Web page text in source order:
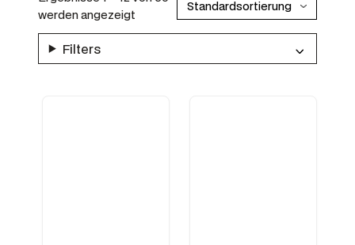
werden angezeigt
Filters